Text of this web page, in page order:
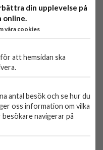
A2229 (wifi)
5) modellnummer
A2379 (Wi-Fi +
då vår guide här
din upplevelse på
online.
våra cookies
att hemsidan ska
antal besök och se hur du
oss information om vilka
navigerar på